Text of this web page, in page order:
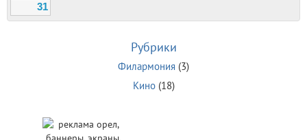
31
Рубрики
Филармония (3)
Кино(18)